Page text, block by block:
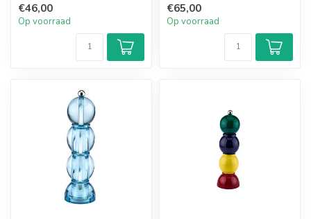
€46,00
Op voorraad
✓ Unieke 'Eau ...
€65,00
Op voorraad